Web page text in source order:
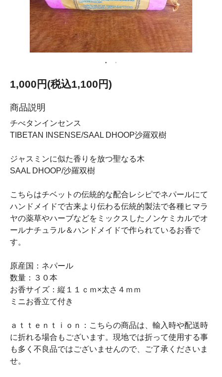
1,000円(税込1,100円)
商品説明
チべタンインセンス
TIBETAN INSENSE/SAAL DHOOP沙羅双樹
ジャスミンに似た香りを放つ聖なる木
SAAL DHOOP/沙羅双樹
こちらはチベットの伝統的な配合レシピでネパールにて
ハンドメイドで古来より伝わる伝統的製法で各種ヒマラ
ヤの薬草やハーブなどをミックスしたノンケミカルでオ
ールナチュラル＆ハンドメイドで作られているお香で
す。
原産国：ネパール
数量：３０本
お香サイズ：縦１１ｃｍ×太さ４ｍｍ
ミニお香立て付き
ａｔｔｅｎｔｉｏｎ：こちらの商品は、輸入時や配送時
に折れる場合もございます。現地では折って使用する事
も多く不良品ではございませんので、ご了承くださいま
せ。